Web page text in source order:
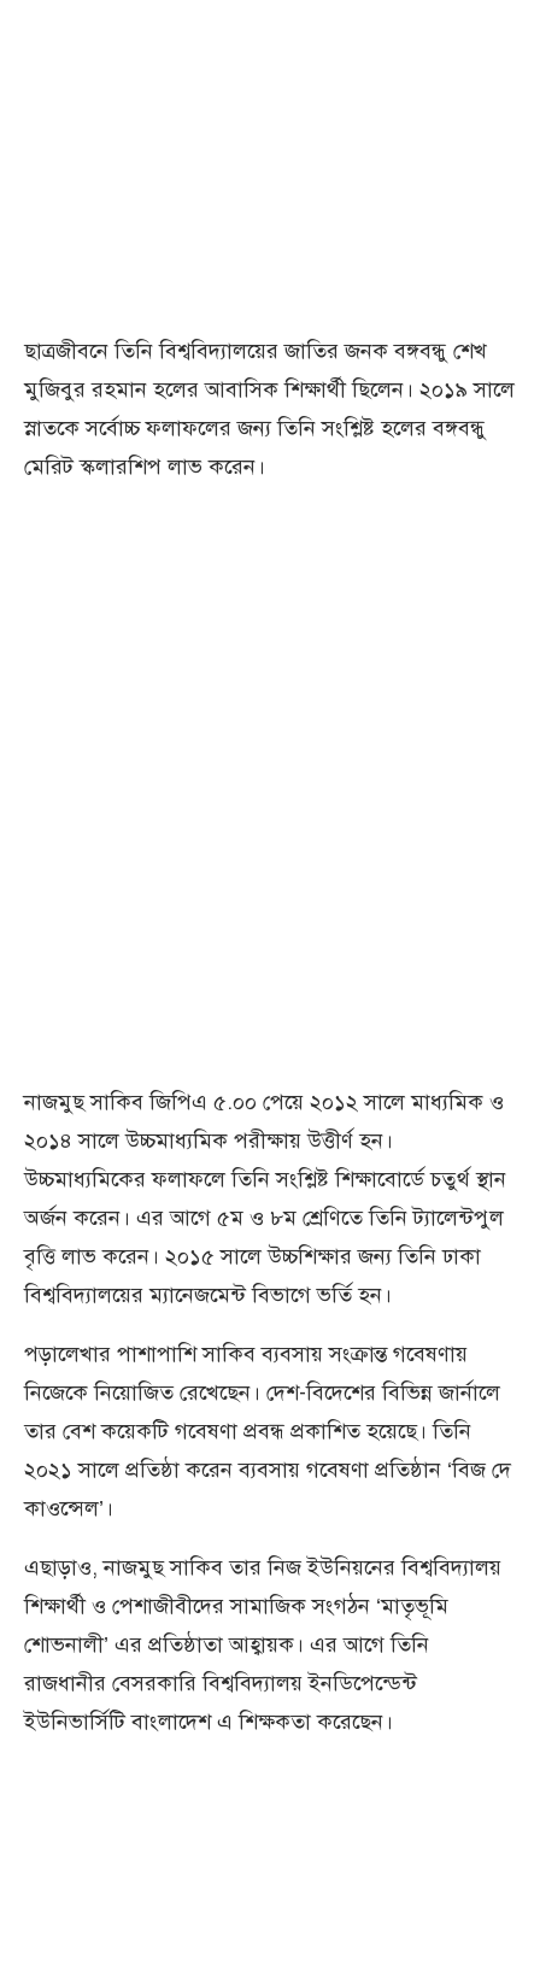
ছাত্রজীবনে তিনি বিশ্ববিদ্যালয়ের জাতির জনক বঙ্গবন্ধু শেখ
মুজিবুর রহমান হলের আবাসিক শিক্ষার্থী ছিলেন। ২০১৯ সালে
স্নাতকে সর্বোচ্চ ফলাফলের জন্য তিনি সংশ্লিষ্ট হলের বঙ্গবন্ধু
মেরিট স্কলারশিপ লাভ করেন।
নাজমুছ সাকিব জিপিএ ৫.০০ পেয়ে ২০১২ সালে মাধ্যমিক ও
২০১৪ সালে উচ্চমাধ্যমিক পরীক্ষায় উত্তীর্ণ হন।
উচ্চমাধ্যমিকের ফলাফলে তিনি সংশ্লিষ্ট শিক্ষাবোর্ডে চতুর্থ স্থান
অর্জন করেন। এর আগে ৫ম ও ৮ম শ্রেণিতে তিনি ট্যালেন্টপুল
বৃত্তি লাভ করেন। ২০১৫ সালে উচ্চশিক্ষার জন্য তিনি ঢাকা
বিশ্ববিদ্যালয়ের ম্যানেজমেন্ট বিভাগে ভর্তি হন।
পড়ালেখার পাশাপাশি সাকিব ব্যবসায় সংক্রান্ত গবেষণায়
নিজেকে নিয়োজিত রেখেছেন। দেশ-বিদেশের বিভিন্ন জার্নালে
তার বেশ কয়েকটি গবেষণা প্রবন্ধ প্রকাশিত হয়েছে। তিনি
২০২১ সালে প্রতিষ্ঠা করেন ব্যবসায় গবেষণা প্রতিষ্ঠান ‘বিজ দে
কাওন্সেল’।
এছাড়াও, নাজমুছ সাকিব তার নিজ ইউনিয়নের বিশ্ববিদ্যালয়
শিক্ষার্থী ও পেশাজীবীদের সামাজিক সংগঠন ‘মাতৃভূমি
শোভনালী’ এর প্রতিষ্ঠাতা আহ্বায়ক। এর আগে তিনি
রাজধানীর বেসরকারি বিশ্ববিদ্যালয় ইনডিপেন্ডেন্ট
ইউনিভার্সিটি বাংলাদেশ এ শিক্ষকতা করেছেন।